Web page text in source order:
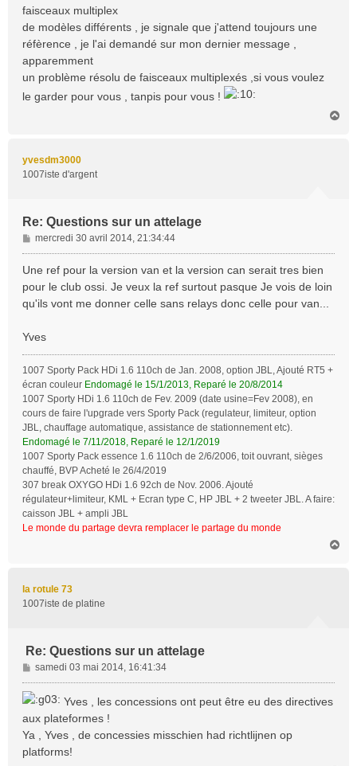
g
e
faisceaux multiplex
de modèles différents , je signale que j'attend toujours une
réfèrence , je l'ai demandé sur mon dernier message ,
apparemment
un problème résolu de faisceaux multiplexés ,si vous voulez
le garder pour vous , tanpis pour vous !
yvesdm3000
1007iste d'argent
Re: Questions sur un attelage
M
e
s
g
mercredi 30 avril 2014, 21:34:44
Une ref pour la version van et la version can serait tres bien
pour le club ossi. Je veux la ref surtout pasque Je vois de loin
qu'ils vont me donner celle sans relays donc celle pour van...
Yves
1007 Sporty Pack HDi 1.6 110ch de Jan. 2008, option JBL, Ajouté RT5 +
écran couleur Endomagé le 15/1/2013, Reparé le 20/8/2014
1007 Sporty HDi 1.6 110ch de Fev. 2009 (date usine=Fev 2008), en
cours de faire l'upgrade vers Sporty Pack (regulateur, limiteur, option
JBL, chauffage automatique, assistance de stationnement etc).
Endomagé le 7/11/2018, Reparé le 12/1/2019
1007 Sporty Pack essence 1.6 110ch de 2/6/2006, toit ouvrant, sièges
chauffé, BVP Acheté le 26/4/2019
307 break OXYGO HDi 1.6 92ch de Nov. 2006. Ajouté
régulateur+limiteur, KML + Ecran type C, HP JBL + 2 tweeter JBL. A faire:
caisson JBL + ampli JBL
Le monde du partage devra remplacer le partage du monde
la rotule 73
1007iste de platine
Re: Questions sur un attelage
M
e
s
a
g
e
samedi 03 mai 2014, 16:41:34
Yves , les concessions ont peut être eu des directives
aux plateformes !
Ya , Yves , de concessies misschien had richtlijnen op
platforms!